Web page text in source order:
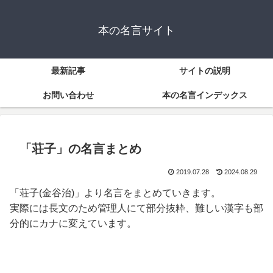
本の名言サイト
最新記事 サイトの説明
お問い合わせ 本の名言インデックス
「荘子」の名言まとめ
2019.07.28 2024.08.29
「荘子(金谷治)」より名言をまとめていきます。
実際には長文のため管理人にて部分抜粋、難しい漢字も部
分的にカナに変えています。